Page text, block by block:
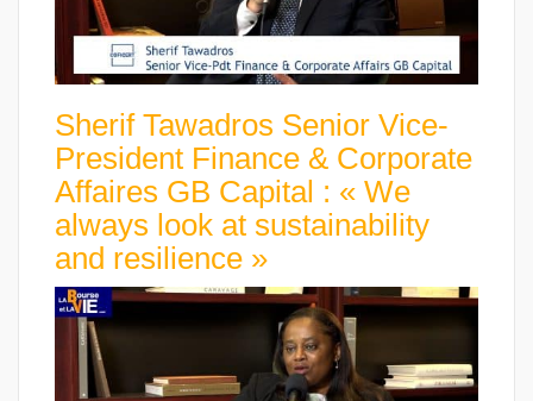
Sherif Tawadros Senior Vice-
President Finance & Corporate
Affaires GB Capital : « We
always look at sustainability
and resilience »